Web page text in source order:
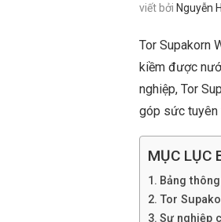
viết bởi Nguyễn
Tor Supakorn
kiềm được
nghiệp, Tor
góp sức tuyên
MỤC LỤC
Bảng
Tor
Sự nghiệp